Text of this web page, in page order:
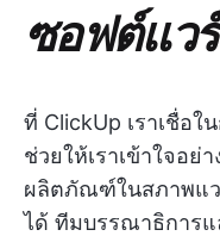
ซอฟต์แวร์
ที่ ClickUp เราเชื่อ
ช่วยให้เราเข้าใจอย่
ผลิตภัณฑ์ในสภาพแว
ได้ ทีมบรรณาธิการแ